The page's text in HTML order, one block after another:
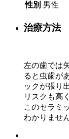
性別 男性
治療方法
左の歯では
ると虫歯が
ックが張り
リスクも高
このセラミ
わかりません